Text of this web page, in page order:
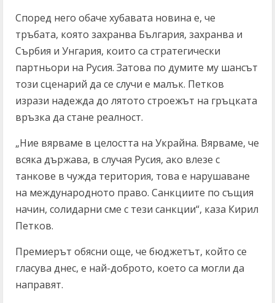
Според него обаче хубавата новина е, че
тръбата, която захранва България, захранва и
Сърбия и Унгария, които са стратегически
партньори на Русия. Затова по думите му шансът
този сценарий да се случи е малък. Петков
изрази надежда до лятото строежът на гръцката
връзка да стане реалност.
„Ние вярваме в целостта на Украйна. Вярваме, че
всяка държава, в случая Русия, ако влезе с
танкове в чужда територия, това е нарушаване
на международното право. Санкциите по същия
начин, солидарни сме с тези санкции“, каза Кирил
Петков.
Премиерът обясни още, че бюджетът, който се
гласува днес, е най-доброто, което са могли да
направят.